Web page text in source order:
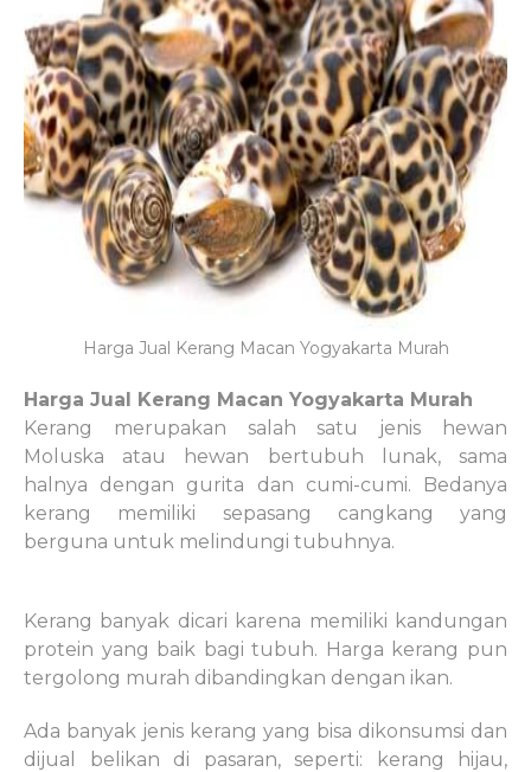
Harga Jual Kerang Macan Yogyakarta Murah
Harga Jual Kerang Macan Yogyakarta Murah
Kerang merupakan salah satu jenis hewan
Moluska atau hewan bertubuh lunak, sama
halnya dengan gurita dan cumi-cumi. Bedanya
kerang memiliki sepasang cangkang yang
berguna untuk melindungi tubuhnya.
Kerang banyak dicari karena memiliki kandungan
protein yang baik bagi tubuh. Harga kerang pun
tergolong murah dibandingkan dengan ikan.
Ada banyak jenis kerang yang bisa dikonsumsi dan
dijual belikan di pasaran, seperti: kerang hijau,